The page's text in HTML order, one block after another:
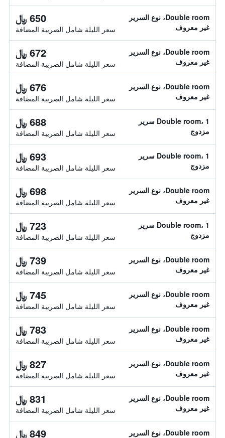
Double room، نوع السرير
غير معروف
650 ﷼
سعر الليلة شامل الصريبة المضافة
Double room، نوع السرير
غير معروف
672 ﷼
سعر الليلة شامل الصريبة المضافة
Double room، نوع السرير
غير معروف
676 ﷼
سعر الليلة شامل الصريبة المضافة
Double room، 1 سرير
مزدوج
688 ﷼
سعر الليلة شامل الصريبة المضافة
Double room، 1 سرير
مزدوج
693 ﷼
سعر الليلة شامل الصريبة المضافة
Double room، نوع السرير
غير معروف
698 ﷼
سعر الليلة شامل الصريبة المضافة
Double room، 1 سرير
مزدوج
723 ﷼
سعر الليلة شامل الصريبة المضافة
Double room، نوع السرير
غير معروف
739 ﷼
سعر الليلة شامل الصريبة المضافة
Double room، نوع السرير
غير معروف
745 ﷼
سعر الليلة شامل الصريبة المضافة
Double room، نوع السرير
غير معروف
783 ﷼
سعر الليلة شامل الصريبة المضافة
Double room، نوع السرير
غير معروف
827 ﷼
سعر الليلة شامل الصريبة المضافة
Double room، نوع السرير
غير معروف
831 ﷼
سعر الليلة شامل الصريبة المضافة
Double room، نوع السرير
849 ﷼